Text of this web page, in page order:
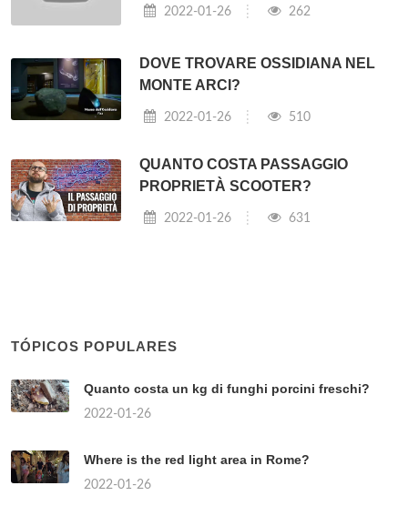
2022-01-26 262
DOVE TROVARE OSSIDIANA NEL
MONTE ARCI?
2022-01-26 510
QUANTO COSTA PASSAGGIO
PROPRIETÀ SCOOTER?
2022-01-26 631
TÓPICOS POPULARES
Quanto costa un kg di funghi porcini freschi?
2022-01-26
Where is the red light area in Rome?
2022-01-26